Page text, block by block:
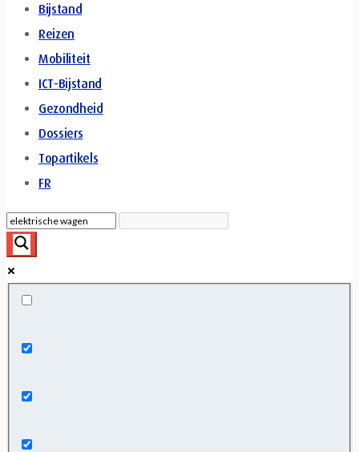
Bijstand
Reizen
Mobiliteit
ICT-Bijstand
Gezondheid
Dossiers
Topartikels
FR